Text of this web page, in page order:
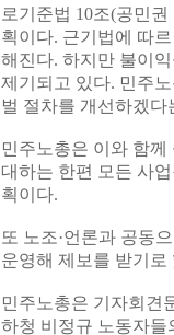
로기준법 10조(공민
획이다. 근기법에 따
해진다. 하지만 불이
제기되고 있다. 민주
벌 절차를 개선하겠다
민주노총은 이와 함
대하는 한편 모든 사
획이다.
또 노조·언론과 공동
운영해 제보를 받기로
민주노총은 기자회견
하청 비정규 노동자들